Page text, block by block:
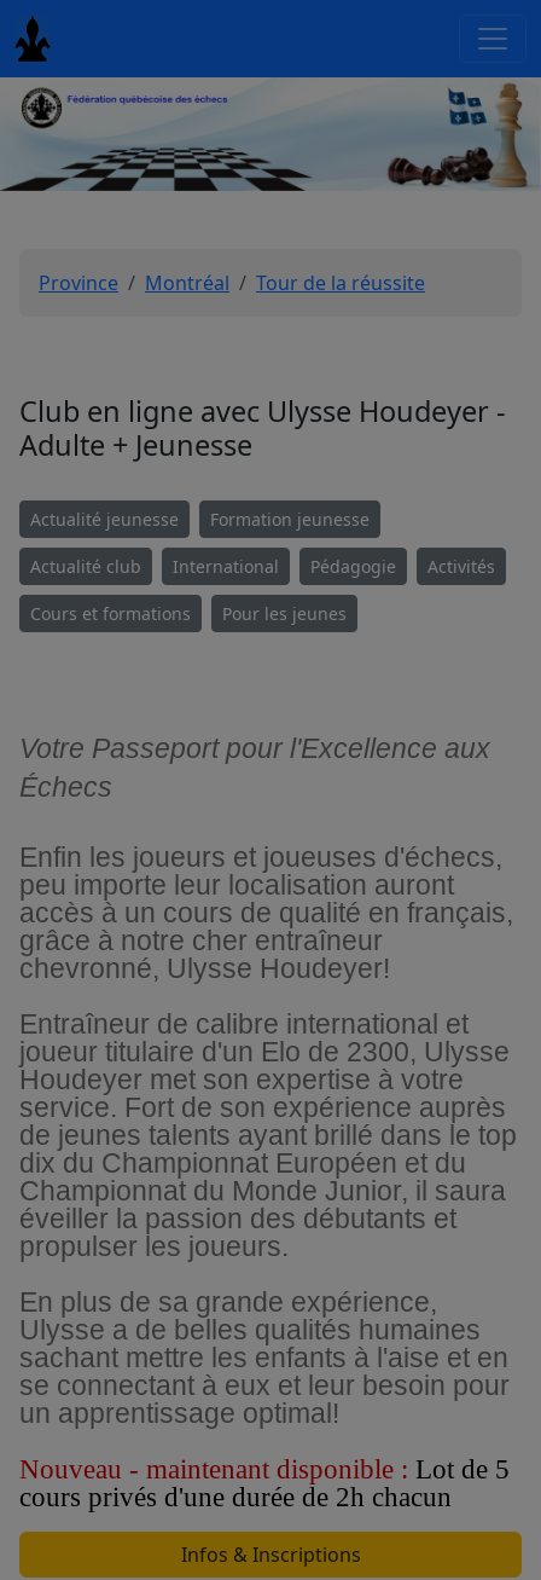
Province Montréal Tour de la réussite
Club en ligne avec Ulysse Houdeyer -
Adulte + Jeunesse
Actualité jeunesse Formation jeunesse
Actualité club International Pédagogie Activités
Cours et formations Pour les jeunes
Votre Passeport pour l'Excellence aux
Échecs
Enfin les joueurs et joueuses d'échecs,
peu importe leur localisation auront
accès à un cours de qualité en français,
grâce à notre cher entraîneur
chevronné, Ulysse Houdeyer!
Entraîneur de calibre international et
joueur titulaire d'un Elo de 2300, Ulysse
Houdeyer met son expertise à votre
service. Fort de son expérience auprès
de jeunes talents ayant brillé dans le top
dix du Championnat Européen et du
Championnat du Monde Junior, il saura
éveiller la passion des débutants et
propulser les joueurs.
En plus de sa grande expérience,
Ulysse a de belles qualités humaines
sachant mettre les enfants à l'aise et en
se connectant à eux et leur besoin pour
un apprentissage optimal!
Nouveau - maintenant disponible : Lot de 5
cours privés d'une durée de 2h chacun
Infos & Inscriptions